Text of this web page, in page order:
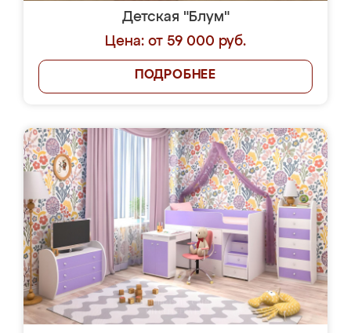
Детская "Блум"
Цена: от 59 000 руб.
ПОДРОБНЕЕ